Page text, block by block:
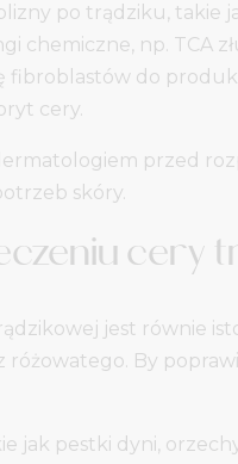
po trądziku, takie
chemiczne, np. TCA
fibroblastów do
cery.
przed
skóry.
cery
jest równie
różowatego. By
jak pestki dyni,